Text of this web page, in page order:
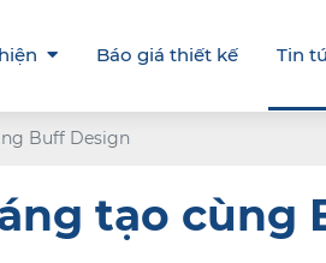
Báo giá thiết kế Tin
Buff Design
tạo cùng